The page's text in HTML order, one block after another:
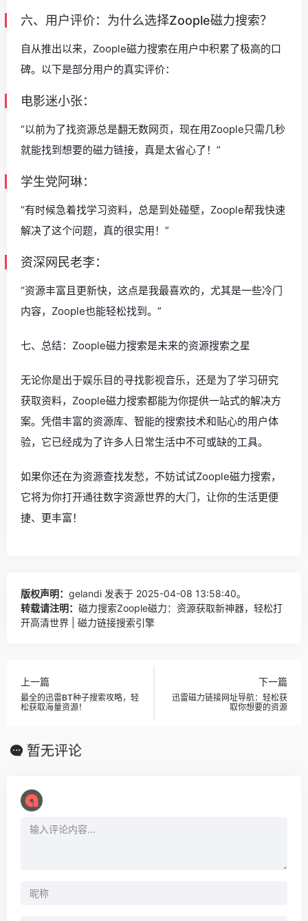
六、用户评价：为什么选择Zoople磁力搜索？
自从推出以来，Zoople磁力搜索在用户中积累了极高的口
碑。以下是部分用户的真实评价：
电影迷小张：
“以前为了找资源总是翻无数网页，现在用Zoople只需几秒
就能找到想要的磁力链接，真是太省心了！”
学生党阿琳：
“有时候急着找学习资料，总是到处碰壁，Zoople帮我快速
解决了这个问题，真的很实用！”
资深网民老李：
“资源丰富且更新快，这点是我最喜欢的，尤其是一些冷门
内容，Zoople也能轻松找到。”
七、总结：Zoople磁力搜索是未来的资源搜索之星
无论你是出于娱乐目的寻找影视音乐，还是为了学习研究
获取资料，Zoople磁力搜索都能为你提供一站式的解决方
案。凭借丰富的资源库、智能的搜索技术和贴心的用户体
验，它已经成为了许多人日常生活中不可或缺的工具。
如果你还在为资源查找发愁，不妨试试Zoople磁力搜索，
它将为你打开通往数字资源世界的大门，让你的生活更便
捷、更丰富！
版权声明： gelandi 发表于 2025-04-08 13:58:40。
转载请注明： 磁力搜索Zoople磁力：资源获取新神器，轻松打
开高清世界 | 磁力链接搜索引擎
上一篇
最全的迅雷BT种子搜索攻略，轻
松获取海量资源！
下一篇
迅雷磁力链接网址导航：轻松获
取你想要的资源
暂无评论